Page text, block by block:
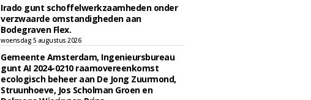
Irado gunt schoffelwerkzaamheden onder
verzwaarde omstandigheden aan
Bodegraven Flex.
woensdag 5 augustus 2026
Gemeente Amsterdam, Ingenieursbureau
gunt AI 2024-0210 raamovereenkomst
ecologisch beheer aan De Jong Zuurmond,
Struunhoeve, Jos Scholman Groen en